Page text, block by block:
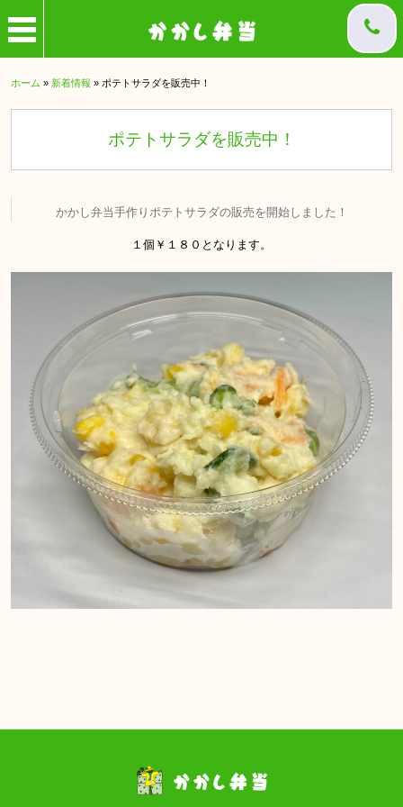
ホーム » 新着情報 » ポテトサラダを販売中！
ポテトサラダを販売中！
かかし弁当手作りポテトサラダの販売を開始しました！
１個￥１８０となります。